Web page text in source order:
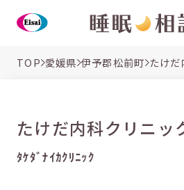
TOP 愛媛県 伊予郡松前町 たけだ
たけだ内科クリニッ
ﾀｹﾀﾞﾅｲｶｸﾘﾆｯｸ